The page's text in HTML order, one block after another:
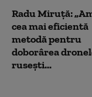
Radu Miruță:
cea mai eficientă
metodă pentru
doborârea
rusești...